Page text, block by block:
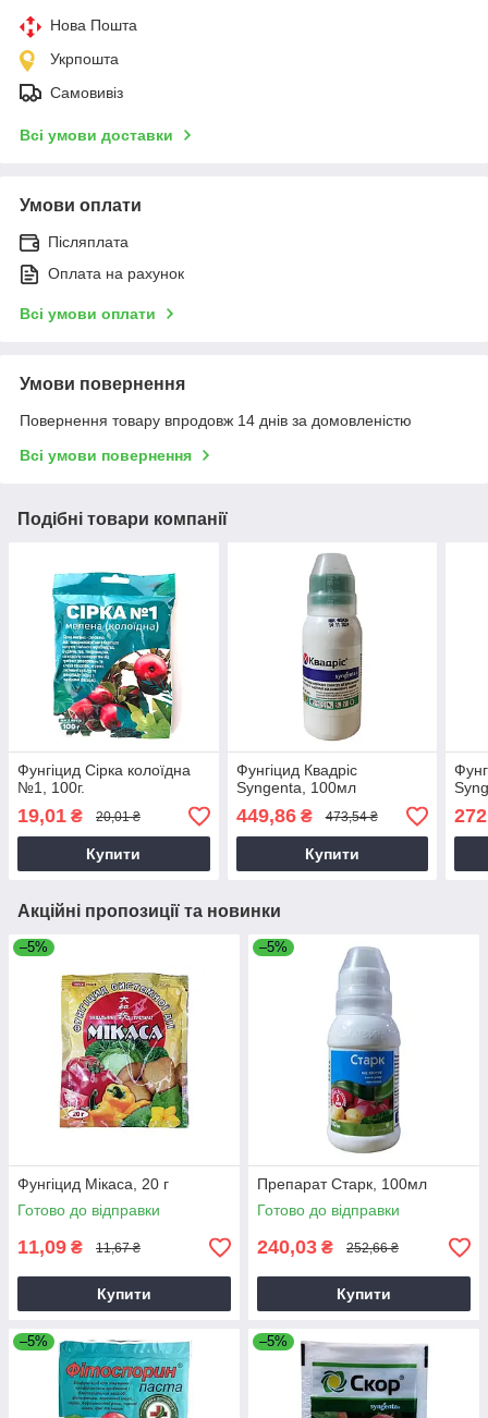
Нова Пошта
Укрпошта
Самовивіз
Всі умови доставки
Умови оплати
Післяплата
Оплата на рахунок
Всі умови оплати
Умови повернення
Повернення товару впродовж 14 днів за домовленістю
Всі умови повернення
Подібні товари компанії
Фунгіцид Сірка колоїдна
№1, 100г.
19,01 ₴ 20,01 ₴
Купити
Фунгіцид Квадріс
Syngenta, 100мл
449,86₴ 473,54 ₴
Купити
Акційні пропозиції та новинки
–5%
Фунгіцид Мікаса, 20 г
Готово до відправки
11,09 ₴ 11,67 ₴
Купити
–5%
Препарат Старк, 100мл
Готово до відправки
240,03 ₴ 252,66 ₴
Купити
–5% –5%